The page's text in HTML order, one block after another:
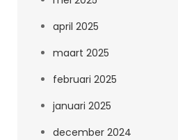
april 2025
maart 2025
februari 2025
januari 2025
december 2024